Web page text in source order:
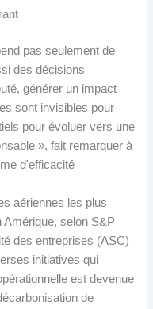
pas seulement de
des décisions
générer un impact
sont invisibles pour
pour évoluer vers une
», fait remarquer à
d'efficacité
aériennes les plus
Amérique, selon S&P
des entreprises (ASC)
initiatives qui
est devenue
de